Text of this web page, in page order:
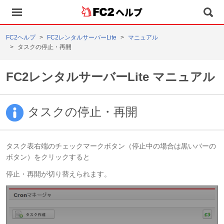
ヘルプ
FC2ヘルプ FC2レンタルサーバーLite
マニュアル
タスクの停止・再開
FC2レンタルサーバーLite マニュアル
タスクの停止・再開
タスク表右端のチェックマークボタン（停止中の場合は黒いバーの
ボタン）をクリックすると
停止・再開が切り替えられます。